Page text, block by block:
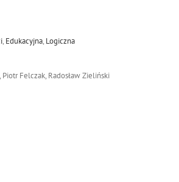
, Edukacyjna, Logiczna
Piotr Felczak, Radosław Zieliński